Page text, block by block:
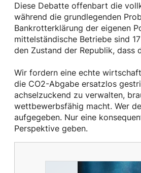
Diese Debatte offenbart die
während die grundlegenden
Bankrotterklärung der eigenen
mittelständische Betriebe sind
den Zustand der Republik,
Wir fordern eine echte
die CO2-Abgabe ersatzlos
achselzuckend zu verwalten,
wettbewerbsfähig macht. Wer
aufgegeben. Nur eine
Perspektive geben.